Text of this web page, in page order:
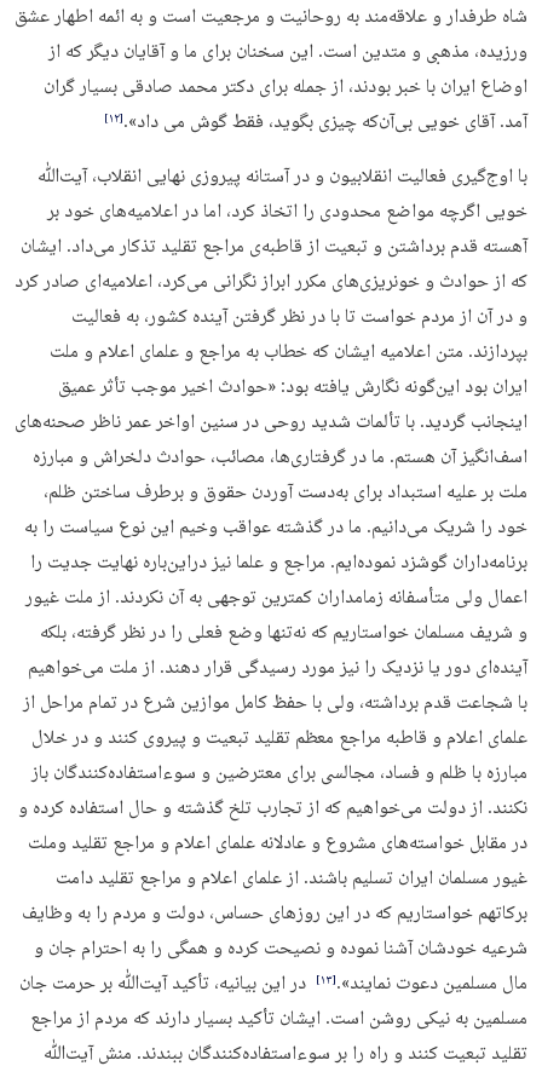
شاه طرفدار و علاقه‌مند به روحانیت و مرجعیت است و به ائمه اطهار عشق
ورزیده، مذهبی و متدین است. این سخنان برای ما و آقایان دیگر که از
اوضاع ایران با خبر بودند، از جمله برای دکتر محمد صادقی بسیار گران
آمد. آقای خویی بی‌آن‌که چیزی بگوید، فقط گوش می داد».‏[۱۲]‎
با اوج‌گیری فعالیت انقلابیون و در آستانه پیروزی نهایی انقلاب، آیت‌ﷲ
خویی اگرچه مواضع محدودی را اتخاذ کرد، اما در اعلامیه‌های خود بر
آهسته قدم برداشتن و تبعیت از قاطبه‌ی مراجع تقلید تذکار می‌داد. ایشان
که از حوادث و خونریزی‌های مکرر ابراز نگرانی می‌کرد، اعلامیه‌ای صادر کرد
و در آن از مردم خواست تا با در نظر گرفتن آینده کشور، به فعالیت
بپردازند. متن اعلامیه ایشان که خطاب به مراجع و علمای اعلام و ملت
ایران بود این‌گونه نگارش یافته بود: «حوادث اخیر موجب تأثر عمیق
اینجانب گردید. با تألمات شدید روحی در سنین اواخر عمر ناظر صحنه‌های
اسف‌انگیز آن هستم. ما در گرفتاری‌ها، مصائب، حوادث دلخراش و مبارزه
ملت بر علیه استبداد برای به‌دست آوردن حقوق و برطرف ساختن ظلم،
خود را شریک می‌دانیم. ما در گذشته عواقب وخیم این نوع سیاست را به
برنامه‌داران گوشزد نموده‌ایم. مراجع و علما نیز دراین‌باره نهایت جدیت را
اعمال ولی متأسفانه زمامداران کمترین توجهی به آن نکردند. از ملت غیور
و شریف مسلمان خواستاریم که نه‌تنها وضع فعلی را در نظر گرفته، بلکه
آینده‌ای دور یا نزدیک را نیز مورد رسیدگی قرار دهند. از ملت می‌خواهیم
با شجاعت قدم برداشته، ولی با حفظ کامل موازین شرع در تمام مراحل از
علمای اعلام و قاطبه مراجع معظم تقلید تبعیت و پیروی کنند و در خلال
مبارزه با ظلم و فساد، مجالسی برای معترضین و سوءاستفاده‌کنندگان باز
نکنند. از دولت می‌خواهیم که از تجارب تلخ گذشته و حال استفاده کرده و
در مقابل خواسته‌های مشروع و عادلانه علمای اعلام و مراجع تقلید وملت
غیور مسلمان ایران تسلیم باشند. از علمای اعلام و مراجع تقلید دامت
برکاتهم خواستاریم که در این روزهای حساس، دولت و مردم را به وظایف
شرعیه خودشان آشنا نموده و نصیحت کرده و همگی را به احترام جان و
مال مسلمین دعوت نمایند».‏[۱۳]‎
در این بیانیه، تأکید آیت‌ﷲ بر حرمت جان
مسلمین به نیکی روشن است. ایشان تأکید بسیار دارند که مردم از مراجع
تقلید تبعیت کنند و راه را بر سوء‌استفاده‌کنندگان ببندند. منش آیت‌ﷲ